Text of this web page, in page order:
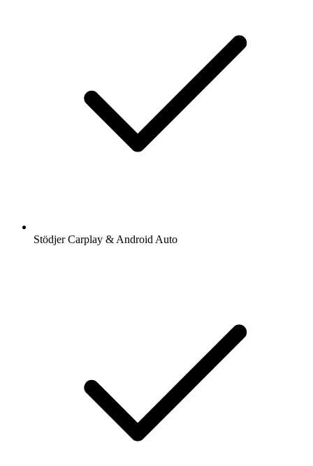
Stödjer Carplay & Android Auto